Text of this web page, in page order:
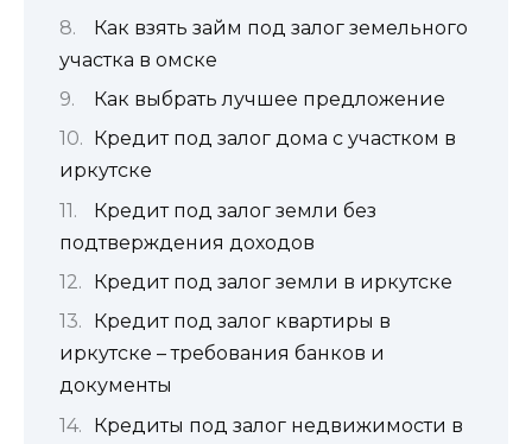
Как взять займ под залог земельного
участка в омске
Как выбрать лучшее предложение
Кредит под залог дома с участком в
иркутске
Кредит под залог земли без
подтверждения доходов
Кредит под залог земли в иркутске
Кредит под залог квартиры в
иркутске – требования банков и
документы
Кредиты под залог недвижимости в